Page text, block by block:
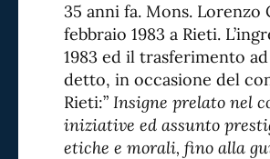
35 anni fa. Mons.
febbraio 1983 a Rieti.
1983 ed il trasferimento
detto, in occasione del
Rieti:” Insigne prelato nel
iniziative ed assunto
etiche e morali, fino alla